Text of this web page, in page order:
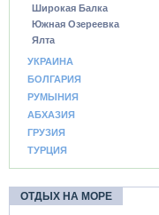
Широкая Балка
Южная Озереевка
Ялта
УКРАИНА
БОЛГАРИЯ
РУМЫНИЯ
АБХАЗИЯ
ГРУЗИЯ
ТУРЦИЯ
ОТДЫХ НА МОРЕ